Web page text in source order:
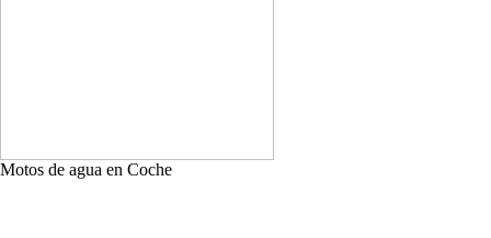
Motos de agua en Coche